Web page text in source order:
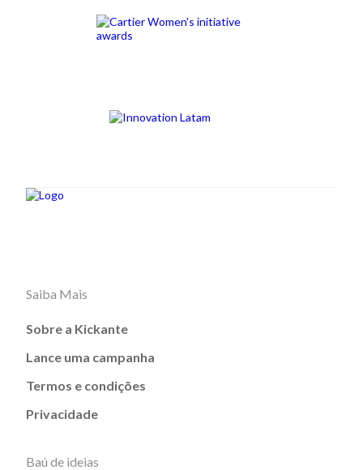
Saiba Mais
Sobre a Kickante
Lance uma campanha
Termos e condições
Privacidade
Baú de ideias